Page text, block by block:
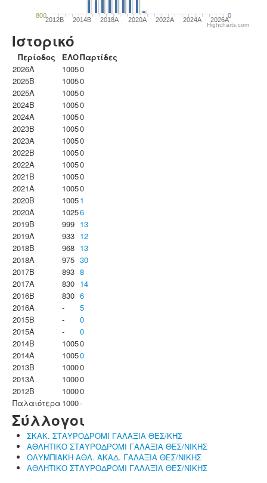
2012B 2014B 2018A 2020A 2022A 2024A 2026A
800 0
Highcharts.com
Ιστορικό
Περίοδος ΕΛΟΠαρτίδες
2026A
10050
2025B
10050
2025A
10050
2024B
10050
2024A
10050
2023B
10050
2023Α
10050
2022B
10050
2022A
10050
2021B
10050
2021A
10050
2020B
10051
2020A
10256
2019B
999 13
2019A
933 12
2018B
968 13
2018A
975 30
2017B
893 8
2017A
830 14
2016B
830 6
2016A
-
5
2015B
-
0
2015A
-
0
2014B
10050
2014A
10050
2013B
10000
2013A
10000
2012B
10000
Παλαιότερα 1000-
Σύλλογοι
ΣΚΑΚ. ΣΤΑΥΡΟΔΡΟΜΙ ΓΑΛΑΞΙΑ ΘΕΣ/ΚΗΣ
ΑΘΛΗΤΙΚΟ ΣΤΑΥΡΟΔΡΟΜΙ ΓΑΛΑΞΙΑ ΘΕΣ/ΝΙΚΗΣ
ΟΛΥΜΠΙΑΚΗ ΑΘΛ. ΑΚΑΔ. ΓΑΛΑΞΙΑ ΘΕΣ/ΝΙΚΗΣ
ΑΘΛΗΤΙΚΟ ΣΤΑΥΡΟΔΡΟΜΙ ΓΑΛΑΞΙΑ ΘΕΣ/ΝΙΚΗΣ